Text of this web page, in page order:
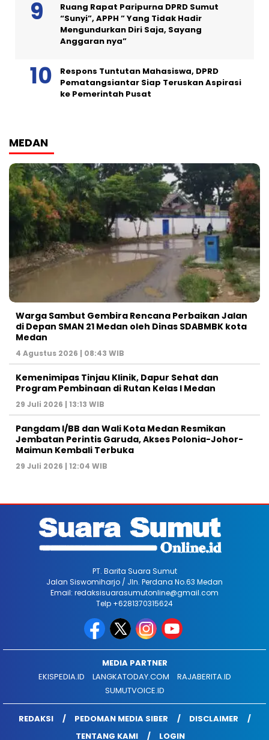
Ruang Rapat Paripurna DPRD Sumut
“Sunyi”, APPH ” Yang Tidak Hadir
Mengundurkan Diri Saja, Sayang
Anggaran nya”
Respons Tuntutan Mahasiswa, DPRD
Pematangsiantar Siap Teruskan Aspirasi
ke Pemerintah Pusat
MEDAN
Warga Sambut Gembira Rencana Perbaikan Jalan
di Depan SMAN 21 Medan oleh Dinas SDABMBK kota
Medan
4 Agustus 2026 | 08:43 WIB
Kemenimipas Tinjau Klinik, Dapur Sehat dan
Program Pembinaan di Rutan Kelas I Medan
29 Juli 2026 | 13:13 WIB
Pangdam I/BB dan Wali Kota Medan Resmikan
Jembatan Perintis Garuda, Akses Polonia-Johor-
Maimun Kembali Terbuka
29 Juli 2026 | 12:04 WIB
PT. Barita Suara Sumut
Jalan Siswomiharjo / Jln. Perdana No.63 Medan
Email: redaksisuarasumutonline@gmail.com
Telp +6281370315624
MEDIA PARTNER
EKISPEDIA.ID
LANGKATODAY.COM
RAJABERITA.ID
SUMUTVOICE.ID
REDAKSI PEDOMAN MEDIA SIBER
DISCLAIMER
TENTANG KAMI
LOGIN